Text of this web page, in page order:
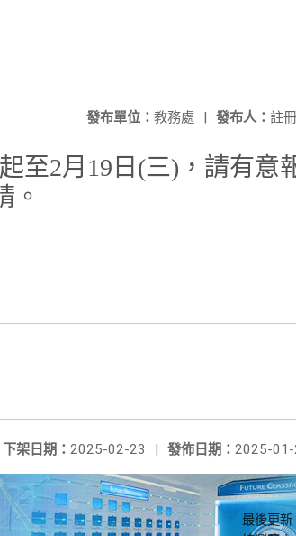
發布人： 註
發布單位： 教務處 |
至2月19日(三)，請有意
。
發佈日期： 2025-
下架日期： 2025-02-23 |
最後更新